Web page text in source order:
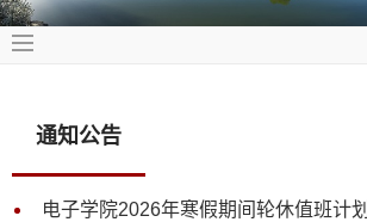
通知公告
电子学院2026年寒假期间轮休值班计划